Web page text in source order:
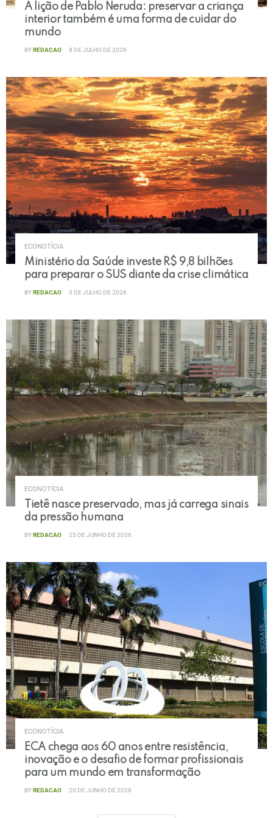
A lição de Pablo Neruda: preservar a criança
interior também é uma forma de cuidar do
mundo
BYREDACAO 8 DE JULHO DE 2026
ECONOTÍCIA
Ministério da Saúde investe R$ 9,8 bilhões
para preparar o SUS diante da crise climática
BYREDACAO 3 DE JULHO DE 2026
ECONOTÍCIA
Tietê nasce preservado, mas já carrega sinais
da pressão humana
BYREDACAO 25 DE JUNHO DE 2026
ECONOTÍCIA
ECA chega aos 60 anos entre resistência,
inovação e o desafio de formar profissionais
para um mundo em transformação
BYREDACAO 20 DE JUNHO DE 2026